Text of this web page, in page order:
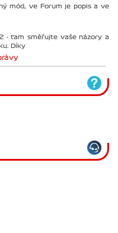
mód, ve Forum je popis a ve
- tam směřujte vaše názory a
Díky